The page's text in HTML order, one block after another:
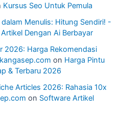
Kursus Seo Untuk Pemula
Menulis: Hitung Sendiri! -
Dengan Ai Berbayar
2026: Harga Rekomendasi
on Harga Pintu
& Terbaru 2026
Articles 2026: Rahasia 10x
on Software Artikel